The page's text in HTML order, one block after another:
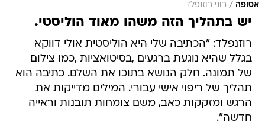
אסופה / רוני רוזנפלד
יש בתהליך הזה משהו מאוד הוליסטי.
רוזנפלד: "הכתיבה שלי היא הוליסטית אולי דווקא
בגלל שהיא נוגעת ברגעים ,בסיטואציות ,כמו צילום
של תמונה. חלק הנושא בתוכו את השלם. כתיבה הוא
תהליך של ריפוי אישי עבורי. המילים מדייקות את
הרגש ומזקקות כאב, משם צומחות תובנות וראייה
חדשה".